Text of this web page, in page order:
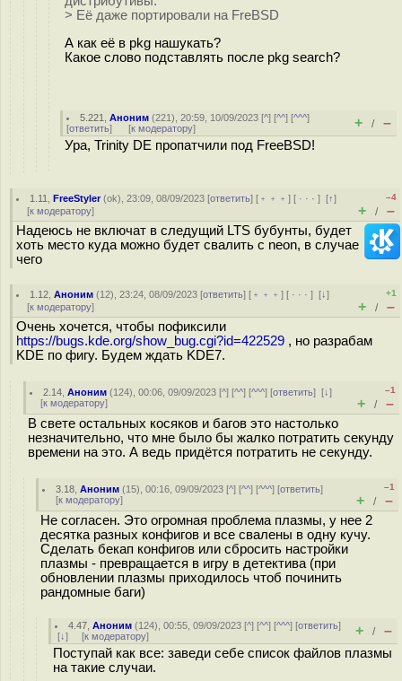
> Её даже портировали на FreBSD
А как её в pkg нашукать?
Какое слово подставлять после pkg search?
5.221 ,Аноним (221), 20:59, 10/09/2023 [^] [^^] [^^^]
[ответить] [к модератору] + / –
Ура, Trinity DE пропатчили под FreeBSD!
1.11 ,FreeStyler(ok), 23:09, 08/09/2023 [ответить] [ ﹢﹢﹢] [ · · ·][↑]
[к модератору]
–4
+ / –
Надеюсь не включат в следущий LTS бубунты, будет
хоть место куда можно будет свалить с neon, в случае
чего
1.12 ,Аноним (12), 23:24, 08/09/2023 [ответить] [ ﹢﹢﹢] [ · · ·][↓]
[к модератору]
+1
+ / –
Очень хочется, чтобы пофиксили
https://bugs.kde.org/show_bug.cgi?id=422529 , но разрабам
KDE по фигу. Будем ждать KDE7.
2.14 ,Аноним (124), 00:06, 09/09/2023 [^] [^^] [^^^] [ответить][↓]
[к модератору]
–1
+ / –
В свете остальных косяков и багов это настолько
незначительно, что мне было бы жалко потратить секунду
времени на это. А ведь придётся потратить не секунду.
3.18 ,Аноним (15), 00:16, 09/09/2023 [^] [^^] [^^^] [ответить]
[к модератору]
–1
+ / –
Не согласен. Это огромная проблема плазмы, у нее 2
десятка разных конфигов и все свалены в одну кучу.
Сделать бекап конфигов или сбросить настройки
плазмы - превращается в игру в детектива (при
обновлении плазмы приходилось чтоб починить
рандомные баги)
4.47 ,Аноним (124), 00:55, 09/09/2023 [^] [^^] [^^^] [ответить]
[↓] [к модератору] + / –
Поступай как все: заведи себе список файлов плазмы
на такие случаи.